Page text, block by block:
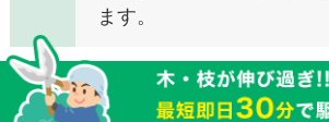
ます。